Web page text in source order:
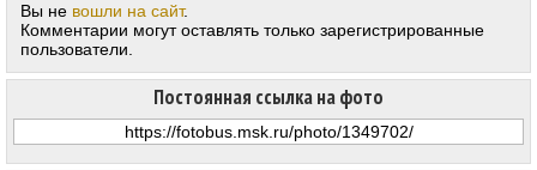
Постоянная ссылка на фото
Вы не вошли на сайт.
Комментарии могут оставлять только зарегистрированные
пользователи.